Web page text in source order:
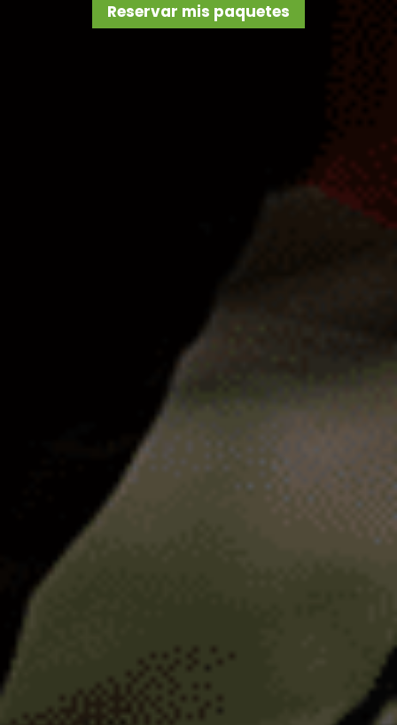
Reservar mis paquetes